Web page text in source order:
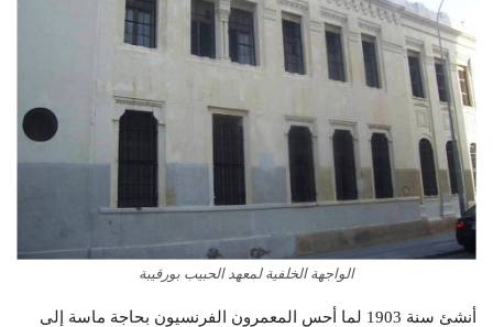
الواجهة الخلفية لمعهد الحبيب بورقيبة
أنشئ سنة 1903 لما أحس المعمرون الفرنسيون بحاجة ماسة إلى